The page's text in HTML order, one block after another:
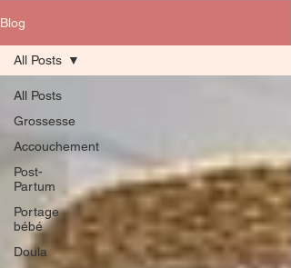
Blog
All Posts
Grossesse
Accouchement
Post-
Partum
Portage
bébé
Doula
All Posts